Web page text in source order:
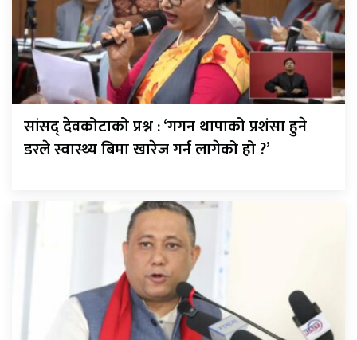
सांसद् देवकोटाको प्रश्न : ‘गगन थापाको प्रशंसा हुने
डरले स्वास्थ्य बिमा खारेज गर्न लागेको हो ?’